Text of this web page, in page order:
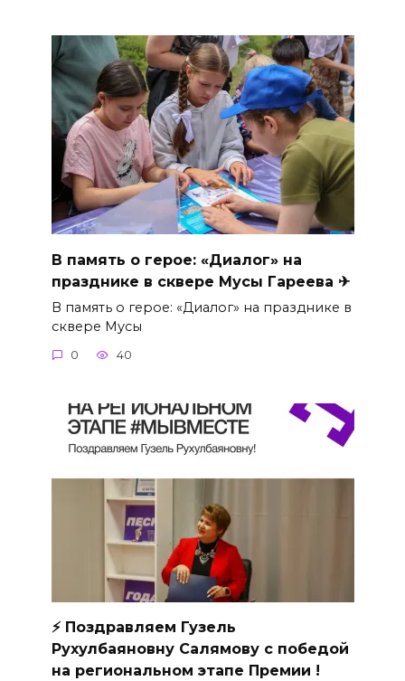
В память о герое: «Диалог» на
празднике в сквере Мусы Гареева ✈
В память о герое: «Диалог» на празднике в
сквере Мусы
0 40
⚡ Поздравляем Гузель
Рухулбаяновну Салямову с победой
на региональном этапе Премии !